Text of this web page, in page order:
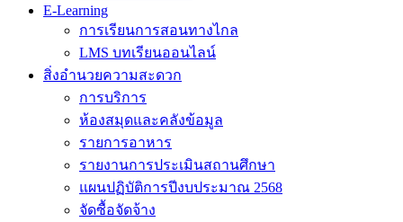
E-Learning
การเรียนการสอนทางไกล
LMS บทเรียนออนไลน์
สิ่งอำนวยความสะดวก
การบริการ
ห้องสมุดและคลังข้อมูล
รายการอาหาร
รายงานการประเมินสถานศึกษา
แผนปฏิบัติการปีงบประมาณ 2568
จัดซื้อจัดจ้าง